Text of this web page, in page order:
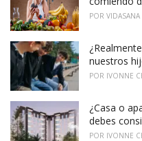
POR VIDASANA
nuestros
POR IVONNE
¿Casa o
debes
POR IVONNE